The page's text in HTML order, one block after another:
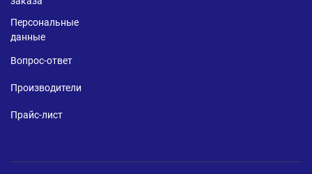
Персональные
данные
Вопрос-ответ
Производители
Прайс-лист